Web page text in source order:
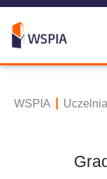
WSPIA Uczelnia